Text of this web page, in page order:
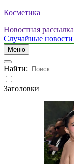
Косметика
Новостная рассылка
Случайные новости
Меню
Найти:
Заголовки